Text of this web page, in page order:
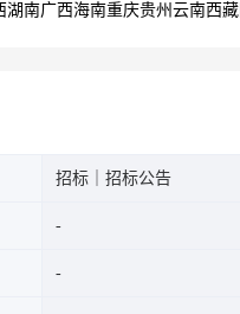
湖南广西海南重庆贵州 云南西藏
招标｜招标公告